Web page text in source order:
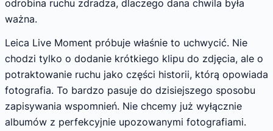
odrobina ruchu zdradza, dlaczego dana chwila była
ważna.
Leica Live Moment próbuje właśnie to uchwycić. Nie
chodzi tylko o dodanie krótkiego klipu do zdjęcia, ale o
potraktowanie ruchu jako części historii, którą opowiada
fotografia. To bardzo pasuje do dzisiejszego sposobu
zapisywania wspomnień. Nie chcemy już wyłącznie
albumów z perfekcyjnie upozowanymi fotografiami.